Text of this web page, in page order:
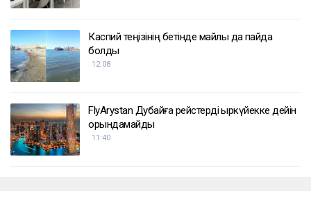
Каспий теңізінің бетінде майлы дақ пайда
болды
12:08
FlyArystan Дубайға рейстерді қыркүйекке дейін
орындамайды
11:40